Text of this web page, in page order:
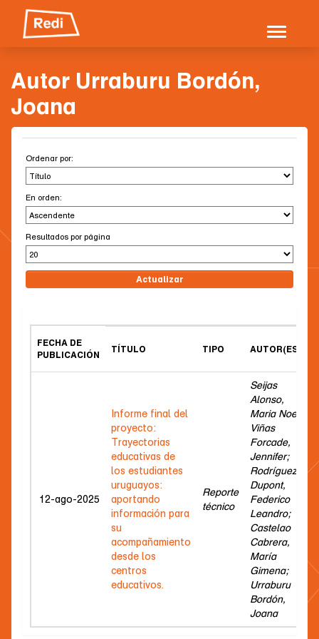
navigation
Autor Urraburu Bordón,
Joana
Ordenar por:
En orden:
Resultados por página
FECHA DE
PUBLICACIÓN
TÍTULO TIPO AUTOR(ES)
12-ago-2025
Informe final del
proyecto:
Trayectorias
educativas de
los estudiantes
uruguayos:
aportando
información para
su
acompañamiento
desde los
centros
educativos.
Reporte
técnico
Seijas
Alonso,
Maria Noe;
Viñas
Forcade,
Jennifer;
Rodríguez
Dupont,
Federico
Leandro;
Castelao
Cabrera,
María
Gimena;
Urraburu
Bordón,
Joana